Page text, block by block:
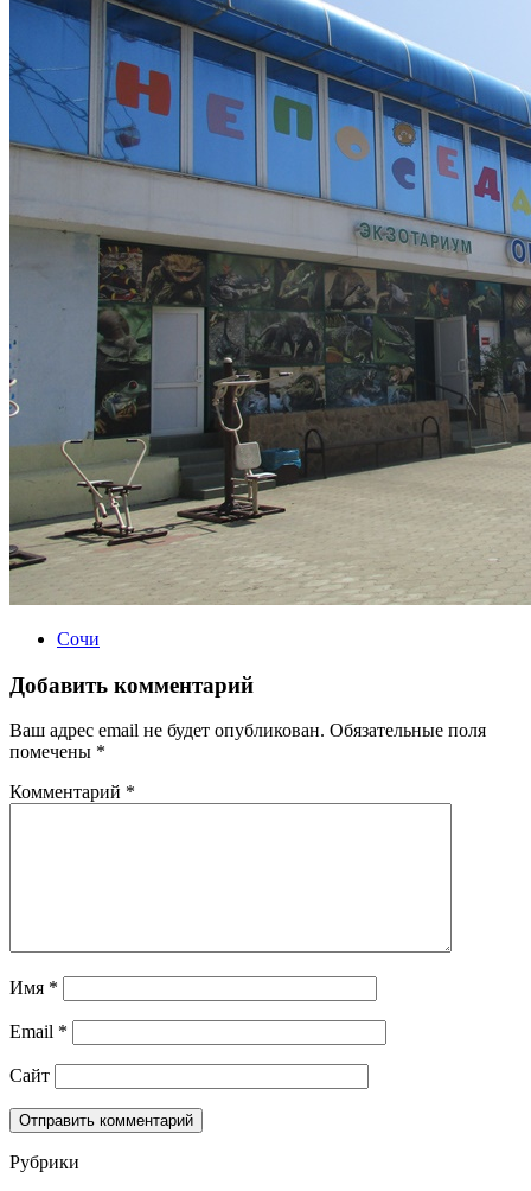
Сочи
Добавить комментарий
Ваш адрес email не будет опубликован. Обязательные поля
помечены *
Комментарий *
Имя *
Email *
Сайт
Рубрики